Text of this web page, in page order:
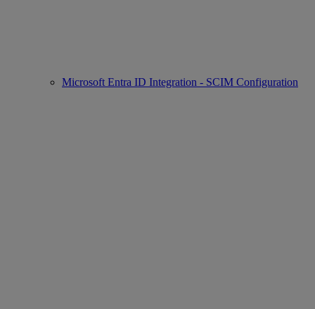
Microsoft Entra ID Integration - SCIM Configuration